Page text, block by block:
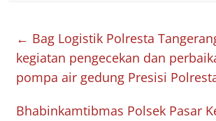
← Bag Logistik Polresta
kegiatan pengecekan dan
pompa air gedung Presisi
Bhabinkamtibmas Polsek Pasar